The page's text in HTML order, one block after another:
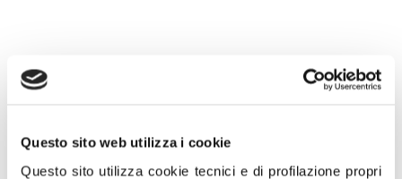
Questo sito web utilizza i cookie
Questo sito utilizza cookie tecnici e di profilazione propri
22 Novembre 2020